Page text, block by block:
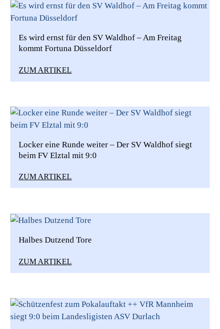
Es wird ernst für den SV Waldhof – Am Freitag
kommt Fortuna Düsseldorf
ZUM ARTIKEL
Locker eine Runde weiter – Der SV Waldhof siegt
beim FV Elztal mit 9:0
ZUM ARTIKEL
Halbes Dutzend Tore
ZUM ARTIKEL